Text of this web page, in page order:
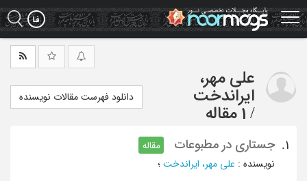
Skip
to
main
علی مهر،
ایراندخت
/ 1 مقاله
دانلود فهرست مقالات نویسنده
1. جستاری در مطبوعات
مقاله
نویسنده : علی مهر، ایراندخت ؛